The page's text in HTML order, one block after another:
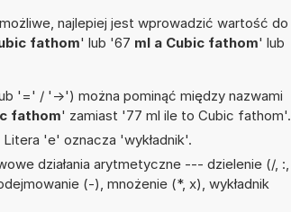
najlepiej jest wprowadzić wartość do
fathom' lub '67 ml a Cubic fathom' lub
'=' / '->') można pominąć między nazwami
fathom' zamiast '77 ml ile to Cubic fathom'.
Litera 'e' oznacza 'wykładnik'.
działania arytmetyczne --- dzielenie (/, :,
(-), mnożenie (*, x), wykładnik